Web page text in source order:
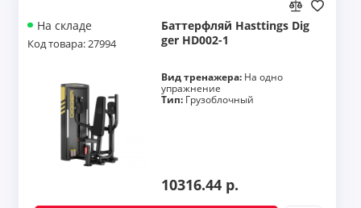
На складе
Код товара: 27994
Баттерфляй Hasttings Dig
ger HD002-1
Вид тренажера: На одно
упражнение
Тип: Грузоблочный
10316.44 р.